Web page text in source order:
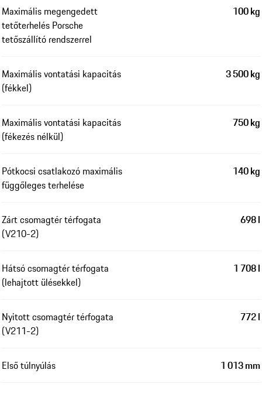
Maximális megengedett
tetőterhelés Porsche
tetőszállító rendszerrel
100 kg
Maximális vontatási kapacitás
(fékkel)
3 500 kg
Maximális vontatási kapacitás
(fékezés nélkül)
750 kg
Pótkocsi csatlakozó maximális
függőleges terhelése
140 kg
Zárt csomagtér térfogata
(V210-2)
698 l
Hátsó csomagtér térfogata
(lehajtott ülésekkel)
1 708 l
Nyitott csomagtér térfogata
(V211-2)
772 l
Első túlnyúlás 1 013 mm